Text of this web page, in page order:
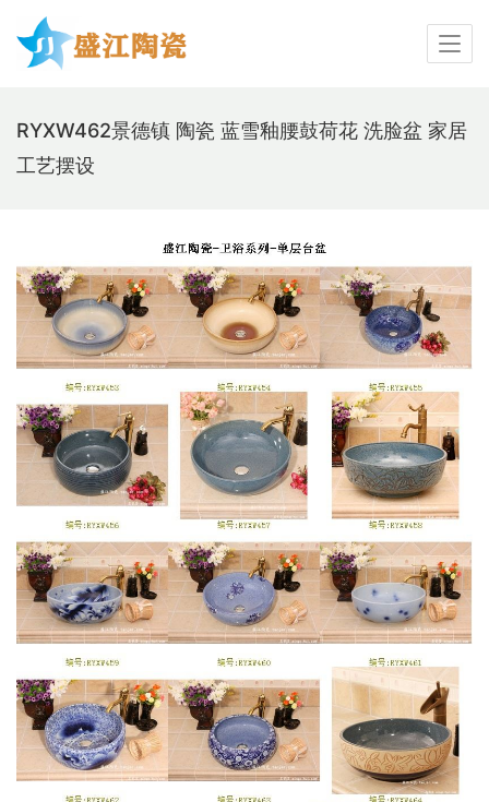
RYXW462景德镇 陶瓷 蓝雪釉腰鼓荷花 洗脸盆 家居
工艺摆设